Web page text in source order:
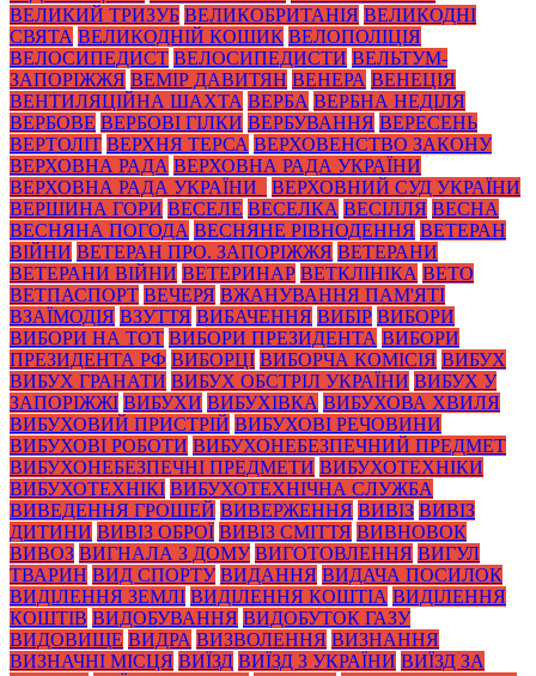
ВЕЛИКИЙ ТРИЗУБ ВЕЛИКОБРИТАНІЯ ВЕЛИКОДНІ
СВЯТА ВЕЛИКОДНІЙ КОШИК ВЕЛОПОЛІЦІЯ
ВЕЛОСИПЕДИСТ ВЕЛОСИПЕДИСТИ ВЕЛЬТУМ-
ЗАПОРІЖЖЯ ВЕМІР ДАВИТЯН ВЕНЕРА ВЕНЕЦІЯ
ВЕНТИЛЯЦІЙНА ШАХТА ВЕРБА ВЕРБНА НЕДІЛЯ
ВЕРБОВЕ ВЕРБОВІ ГІЛКИ ВЕРБУВАННЯ ВЕРЕСЕНЬ
ВЕРТОЛІТ ВЕРХНЯ ТЕРСА ВЕРХОВЕНСТВО ЗАКОНУ
ВЕРХОВНА РАДА ВЕРХОВНА РАДА УКРАЇНИ
ВЕРХОВНА РАДА УКРАЇНИ_
ВЕРХОВНИЙ СУД УКРАЇНИ
ВЕРШИНА ГОРИ ВЕСЕЛЕ ВЕСЕЛКА ВЕСІЛЛЯ ВЕСНА
ВЕСНЯНА ПОГОДА ВЕСНЯНЕ РІВНОДЕННЯ ВЕТЕРАН
ВІЙНИ ВЕТЕРАН ПРО. ЗАПОРІЖЖЯ ВЕТЕРАНИ
ВЕТЕРАНИ ВІЙНИ ВЕТЕРИНАР ВЕТКЛІНІКА ВЕТО
ВЕТПАСПОРТ ВЕЧЕРЯ ВЖАНУВАННЯ ПАМ'ЯТІ
ВЗАЇМОДІЯ ВЗУТТЯ ВИБАЧЕННЯ ВИБІР ВИБОРИ
ВИБОРИ НА ТОТ ВИБОРИ ПРЕЗИДЕНТА ВИБОРИ
ПРЕЗИДЕНТА РФ ВИБОРЦІ ВИБОРЧА КОМІСІЯ ВИБУХ
ВИБУХ ГРАНАТИ ВИБУХ ОБСТРІЛ УКРАЇНИ ВИБУХ У
ЗАПОРІЖЖІ ВИБУХИ ВИБУХІВКА ВИБУХОВА ХВИЛЯ
ВИБУХОВИЙ ПРИСТРІЙ ВИБУХОВІ РЕЧОВИНИ
ВИБУХОВІ РОБОТИ ВИБУХОНЕБЕЗПЕЧНИЙ ПРЕДМЕТ
ВИБУХОНЕБЕЗПЕЧНІ ПРЕДМЕТИ ВИБУХОТЕХНІКИ
ВИБУХОТЕХНІКІ ВИБУХОТЕХНІЧНА СЛУЖБА
ВИВЕДЕННЯ ГРОШЕЙ ВИВЕРЖЕННЯ ВИВІЗ ВИВІЗ
ДИТИНИ ВИВІЗ ОБРОЇ ВИВІЗ СМІТТЯ ВИВНОВОК
ВИВОЗ ВИГНАЛА З ДОМУ ВИГОТОВЛЕННЯ ВИГУЛ
ТВАРИН ВИД СПОРТУ ВИДАННЯ ВИДАЧА ПОСИЛОК
ВИДІЛЕННЯ ЗЕМЛІ ВИДІЛЕННЯ КОШТІА ВИДІЛЕННЯ
КОШТІВ ВИДОБУВАННЯ ВИДОБУТОК ГАЗУ
ВИДОВИЩЕ ВИДРА ВИЗВОЛЕННЯ ВИЗНАННЯ
ВИЗНАЧНІ МІСЦЯ ВИЇЗД ВИЇЗД З УКРАЇНИ ВИЇЗД ЗА